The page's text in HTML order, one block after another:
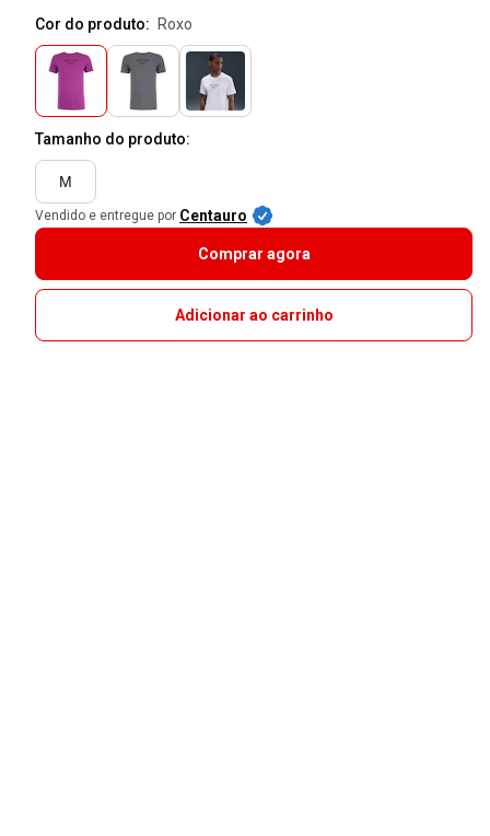
Cor do produto:
roxo
Tamanho do produto:
M
Vendido e entregue por Centauro
Comprar agora
Adicionar ao carrinho